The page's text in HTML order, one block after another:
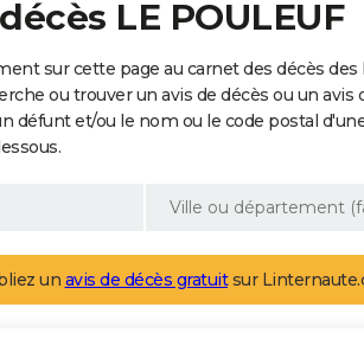
LE POULEUF
sur cette page au carnet des décès des
ou trouver un avis de décès ou un avis
défunt et/ou le nom ou le code postal
un avis de décès gratuitsur